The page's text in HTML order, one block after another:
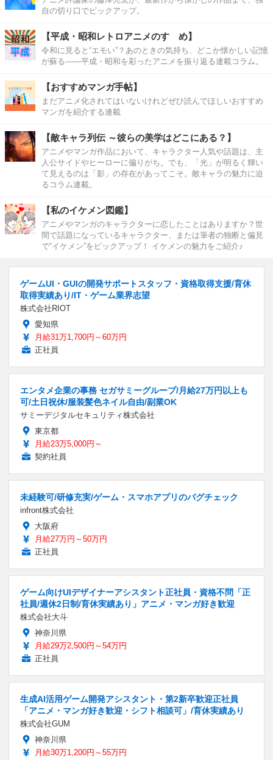
自の切り口でピックアップ。
【平成・昭和レトロアニメのすゝめ】
令和に見ると“エモい”？あのときの気持ち、どこか懐かしい記憶
が蘇る――平成・昭和を彩ったアニメを振り返る連載コラム。
【おすすめマンガ手帖】
まだアニメ化されてはいないけれどぜひ読んでほしいおすすめ
マンガを紹介する連載
【敵キャラ列伝 ～彼らの美学はどこにある？】
アニメやマンガ作品において、キャラクター人気や話題は、主
人公サイドやヒーローに偏りがち。でも、「光」が明るく輝い
て見えるのは「影」の存在があってこそ。敵キャラの魅力に迫
るコラム連載。
【私のイケメン図鑑】
アニメやマンガのキャラクターに恋したことはありますか？世
間で話題になっているキャラクター、または筆者の独断と偏見
で“イケメン”をピックアップ！ イケメンの魅力をご紹介♪
ゲームUI・GUIの開発サポートスタッフ・資格取得支援/育休
取得実績あり/IT・ゲーム業界志望
株式会社RIOT
愛知県
月給31万1,700円～60万円
正社員
エンタメ企業の事務 セガサミーグループ/月給27万円以上も
可/土日祝休/服装髪色ネイル自由/副業OK
サミーデジタルセキュリティ株式会社
東京都
月給23万5,000円～
契約社員
未経験可/研修充実/ゲーム・スマホアプリのバグチェック
infront株式会社
大阪府
月給27万円～50万円
正社員
ゲーム向けUIデザイナーアシスタント正社員・資格不問「正
社員/週休2日制/育休実績あり」アニメ・マンガ好き歓迎
株式会社大斗
神奈川県
月給29万2,500円～54万円
正社員
生成AI活用ゲーム開発アシスタント・第2新卒歓迎正社員
「アニメ・マンガ好き歓迎・シフト相談可」/育休実績あり
株式会社GUM
神奈川県
月給30万1,200円～55万円